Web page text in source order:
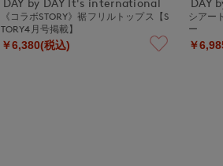
《コラボSTORY》裾フリルトップス【S
TORY4月号掲載】
￥6,380(税込)
シアー
ー
￥